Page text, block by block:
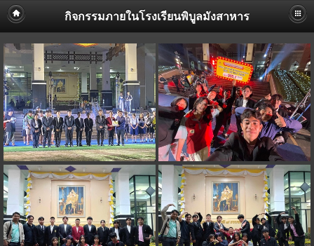
กิจกรรมภายในโรงเรียนพิบูลมังสาหาร